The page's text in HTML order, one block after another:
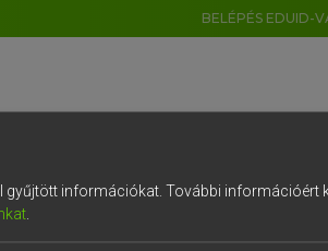
BELÉPÉS EDUID-
gyűjtött információkat. További információért
.
NL